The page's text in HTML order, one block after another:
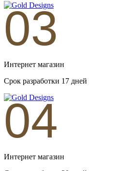
03
Интернет магазин
Срок разработки 17 дней
04
Интернет магазин